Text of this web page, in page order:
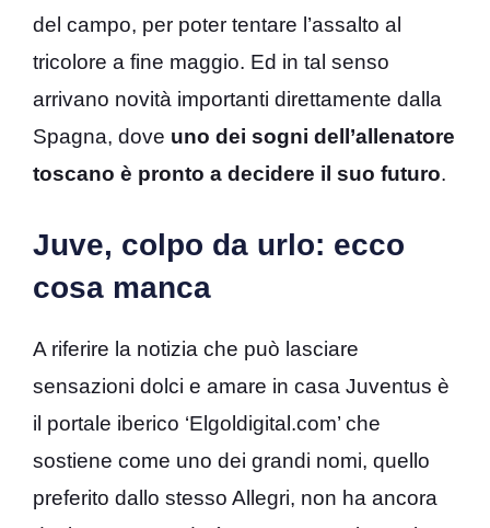
del campo, per poter tentare l’assalto al
tricolore a fine maggio. Ed in tal senso
arrivano novità importanti direttamente dalla
Spagna, dove uno dei sogni dell’allenatore
toscano è pronto a decidere il suo futuro.
Juve, colpo da urlo: ecco
cosa manca
A riferire la notizia che può lasciare
sensazioni dolci e amare in casa Juventus è
il portale iberico ‘Elgoldigital.com’ che
sostiene come uno dei grandi nomi, quello
preferito dallo stesso Allegri, non ha ancora